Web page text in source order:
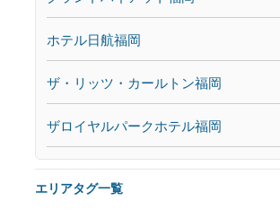
ホテル日航福岡
ザ・リッツ・カールトン福岡
ザロイヤルパークホテル福岡
エリアタグ一覧